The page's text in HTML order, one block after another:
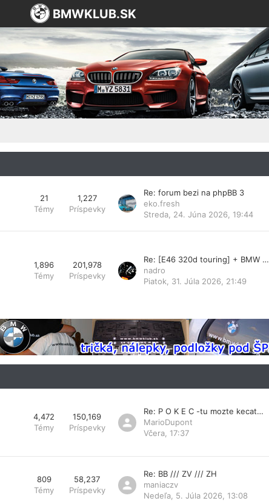
BMWKLUB.SK
21
Témy
1,227
Príspevky
Re: forum bezi na phpBB 3
eko.fresh
Streda, 24. Júna 2026, 19:44
1,896
Témy
201,978
Príspevky
Re: [E46 320d touring] + BMW …
nadro
Piatok, 31. Júla 2026, 21:49
4,472
Témy
150,169
Príspevky
Re: P O K E C -tu mozte kecat…
MarioDupont
Včera, 17:37
809
Témy
58,237
Príspevky
Re: BB /// ZV /// ZH
maniaczv
Nedeľa, 5. Júla 2026, 13:08